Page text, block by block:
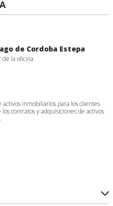
de Cordoba Estepa
la oficina
inmobiliarios para los clientes
contratos y adquisiciones de activos